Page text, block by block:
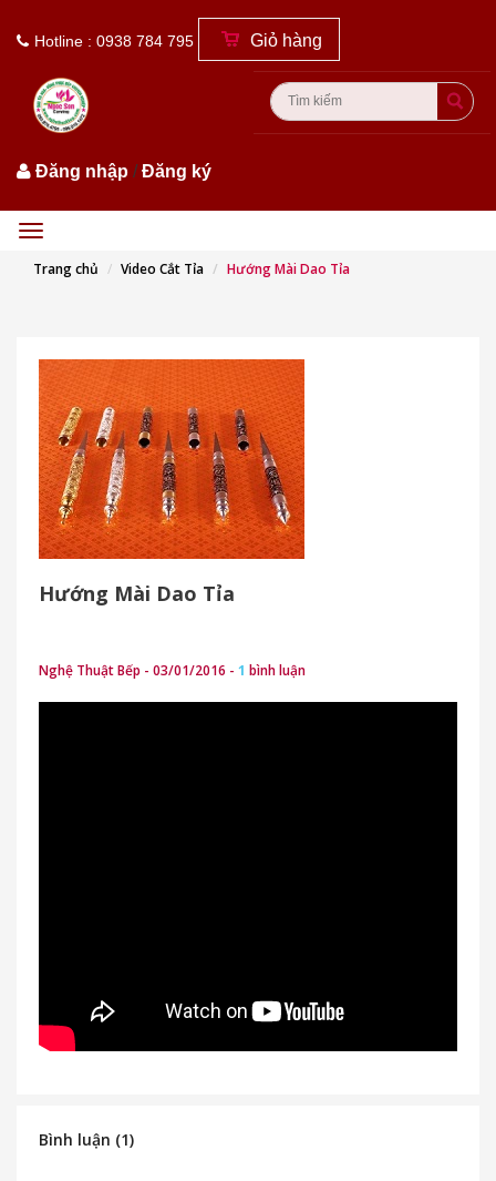
Hotline : 0938 784 795 Giỏ hàng
Đăng nhập /Đăng ký
Menu
Trang chủ Video Cắt Tỉa Hướng Mài Dao Tỉa
Hướng Mài Dao Tỉa
Nghệ Thuật Bếp - 03/01/2016 - 1 bình luận
Bình luận (1)